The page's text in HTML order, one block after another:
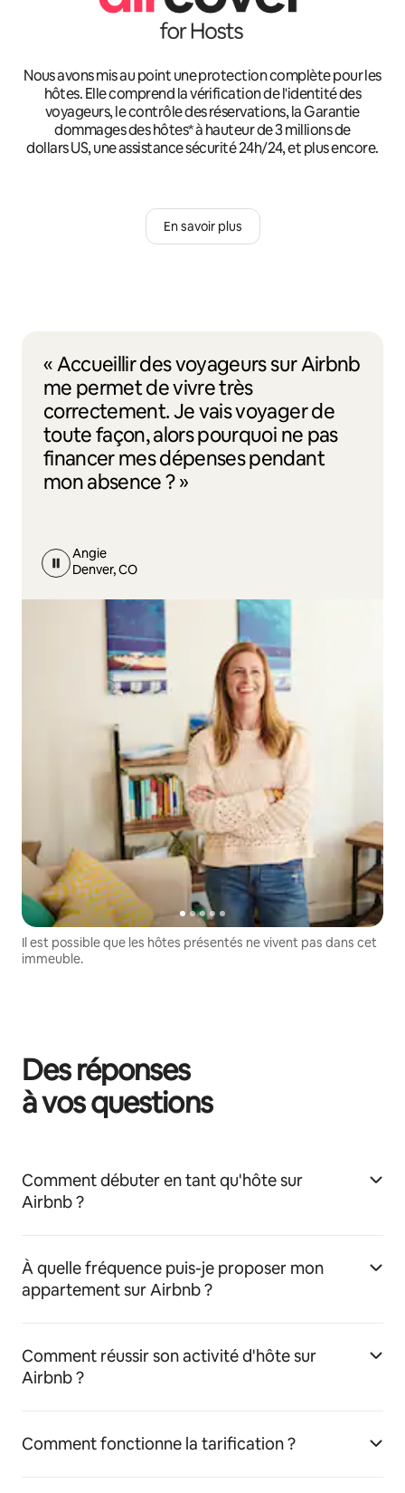
Nous avons mis au point une protection complète pour les
hôtes. Elle comprend la vérification de l'identité des
voyageurs, le contrôle des réservations, la Garantie
dommages des hôtes* à hauteur de 3 millions de
dollars US, une assistance sécurité 24h/24, et plus encore.
En savoir plus
« Accueillir des voyageurs sur Airbnb
me permet de vivre très
correctement. Je vais voyager de
toute façon, alors pourquoi ne pas
financer mes dépenses pendant
mon absence ? »
Angie
Denver, CO
Il est possible que les hôtes présentés ne vivent pas dans cet
immeuble.
Des réponses
à vos questions
Comment débuter en tant qu'hôte sur
Airbnb ?
À quelle fréquence puis-je proposer mon
appartement sur Airbnb ?
Comment réussir son activité d'hôte sur
Airbnb ?
Comment fonctionne la tarification ?